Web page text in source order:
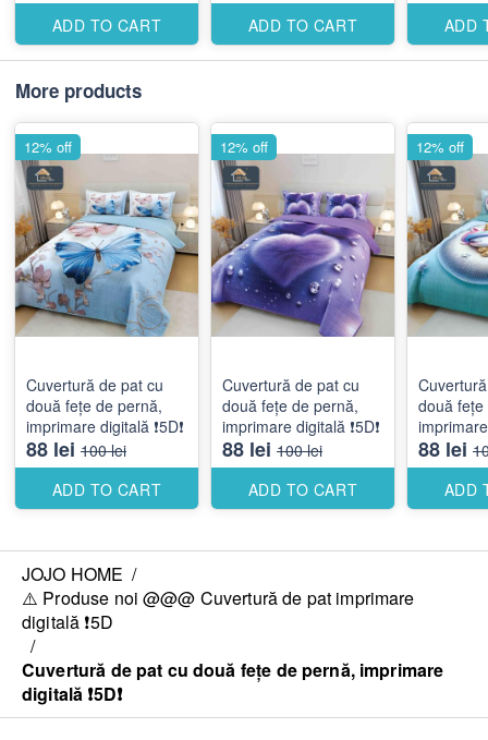
ADD TO CART
ADD TO CART
ADD
More products
Cuvertură de pat cu
două fețe de pernă,
imprimare digitală ❗️5D❗️
88 lei 100 lei
ADD TO CART
12% off
Cuvertură de pat cu
două fețe de pernă,
imprimare digitală ❗️5D❗️
88 lei 100 lei
ADD TO CART
12% off
două
imprimare
88 lei
ADD
12% off
JOJO HOME /
⚠️ Produse noi @@@ Cuvertură de pat imprimare
digitală ❗️5D
/
Cuvertură de pat cu două fețe de pernă, imprimare
digitală ❗️5D❗️